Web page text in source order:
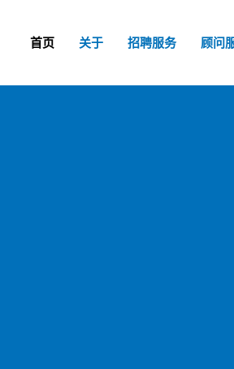
首页 关于 招聘服务 顾问